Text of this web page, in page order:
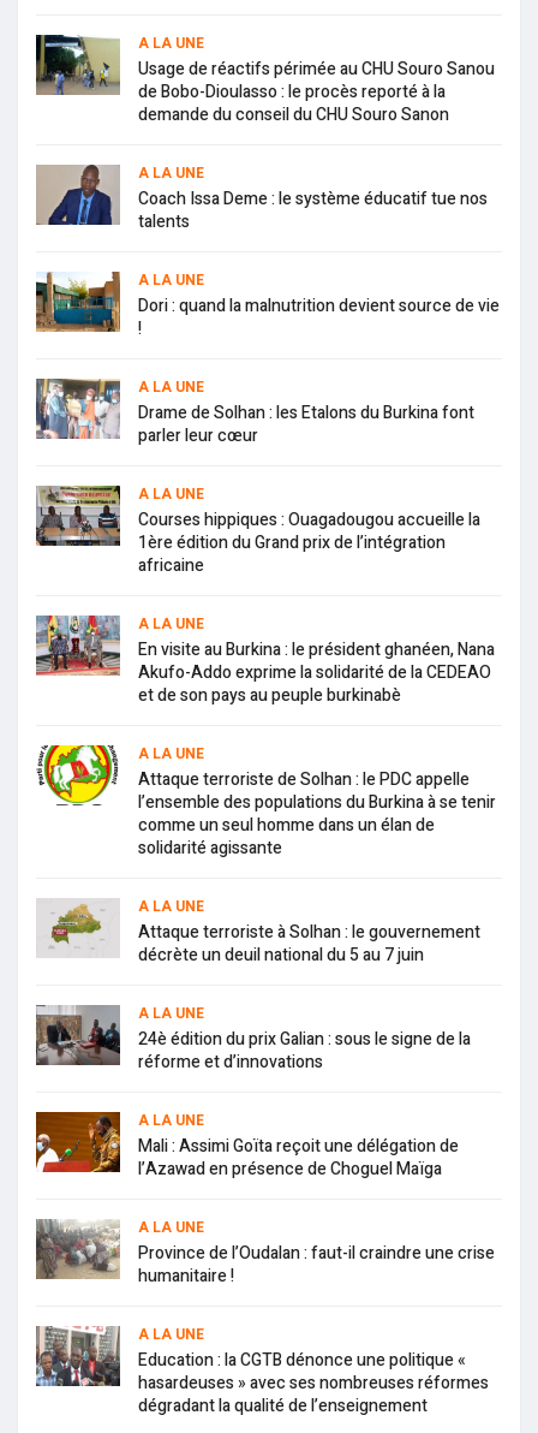
A LA UNE
Usage de réactifs périmée au CHU Souro Sanou
de Bobo-Dioulasso : le procès reporté à la
demande du conseil du CHU Souro Sanon
A LA UNE
Coach Issa Deme : le système éducatif tue nos
talents
A LA UNE
Dori : quand la malnutrition devient source de vie
!
A LA UNE
Drame de Solhan : les Etalons du Burkina font
parler leur cœur
A LA UNE
Courses hippiques : Ouagadougou accueille la
1ère édition du Grand prix de l’intégration
africaine
A LA UNE
En visite au Burkina : le président ghanéen, Nana
Akufo-Addo exprime la solidarité de la CEDEAO
et de son pays au peuple burkinabè
A LA UNE
Attaque terroriste de Solhan : le PDC appelle
l’ensemble des populations du Burkina à se tenir
comme un seul homme dans un élan de
solidarité agissante
A LA UNE
Attaque terroriste à Solhan : le gouvernement
décrète un deuil national du 5 au 7 juin
A LA UNE
24è édition du prix Galian : sous le signe de la
réforme et d’innovations
A LA UNE
Mali : Assimi Goïta reçoit une délégation de
l’Azawad en présence de Choguel Maïga
A LA UNE
Province de l’Oudalan : faut-il craindre une crise
humanitaire !
A LA UNE
Education : la CGTB dénonce une politique «
hasardeuses » avec ses nombreuses réformes
dégradant la qualité de l’enseignement